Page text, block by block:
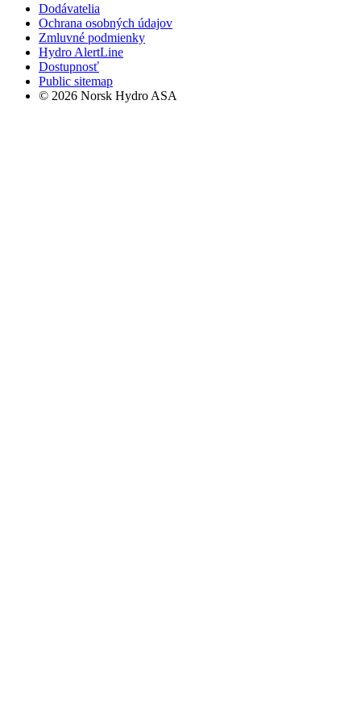
Dodávatelia
Ochrana osobných údajov
Zmluvné podmienky
Hydro AlertLine
Dostupnosť
Public sitemap
© 2026 Norsk Hydro ASA